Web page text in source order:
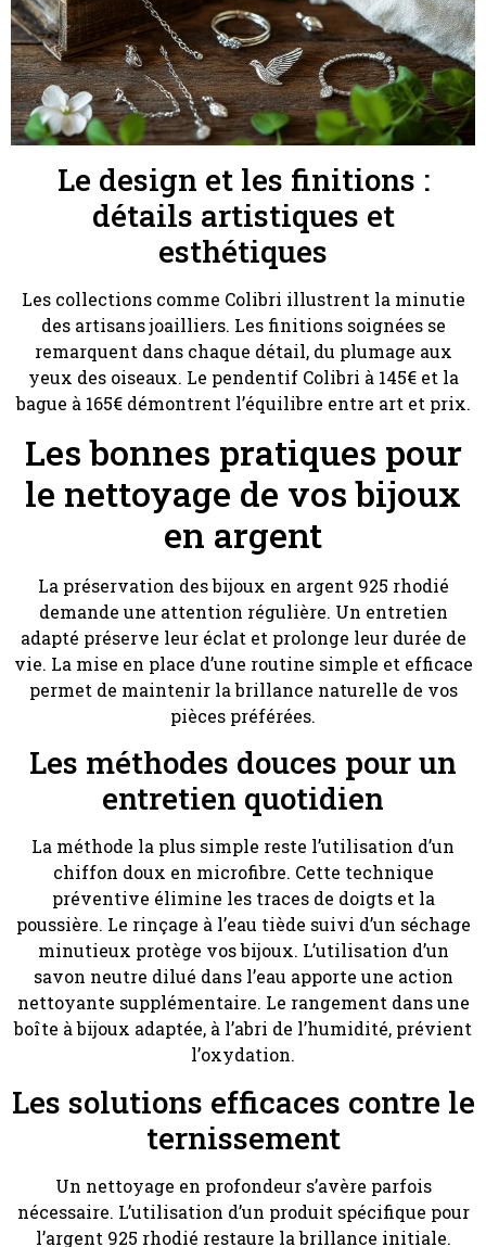
Le design et les finitions :
détails artistiques et
esthétiques
Les collections comme Colibri illustrent la minutie
des artisans joailliers. Les finitions soignées se
remarquent dans chaque détail, du plumage aux
yeux des oiseaux. Le pendentif Colibri à 145€ et la
bague à 165€ démontrent l’équilibre entre art et prix.
Les bonnes pratiques pour
le nettoyage de vos bijoux
en argent
La préservation des bijoux en argent 925 rhodié
demande une attention régulière. Un entretien
adapté préserve leur éclat et prolonge leur durée de
vie. La mise en place d’une routine simple et efficace
permet de maintenir la brillance naturelle de vos
pièces préférées.
Les méthodes douces pour un
entretien quotidien
La méthode la plus simple reste l’utilisation d’un
chiffon doux en microfibre. Cette technique
préventive élimine les traces de doigts et la
poussière. Le rinçage à l’eau tiède suivi d’un séchage
minutieux protège vos bijoux. L’utilisation d’un
savon neutre dilué dans l’eau apporte une action
nettoyante supplémentaire. Le rangement dans une
boîte à bijoux adaptée, à l’abri de l’humidité, prévient
l’oxydation.
Les solutions efficaces contre le
ternissement
Un nettoyage en profondeur s’avère parfois
nécessaire. L’utilisation d’un produit spécifique pour
l’argent 925 rhodié restaure la brillance initiale.